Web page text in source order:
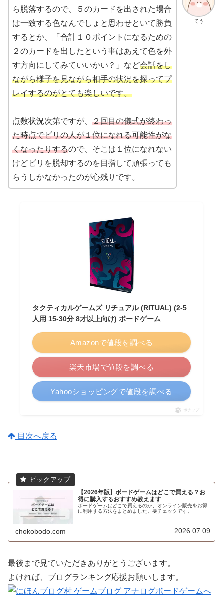
てう
ら脱落するので、５のカードを出された場合
は一致する色なんでしょと思わせといて勝負
するとか、「合計１０ポイントになるための
２のカードを出したという事はあえて色を外
す方向にしてみていいかい？」など会話をし
ながら様子を見ながら相手の状況を探ってプ
レイするのがとても楽しいです。
点数状況次第ですが、 ２回目の儀式が終わっ
た時点でビリの人が１位になれる可能性がな
くなったりするので、そこは１位になれない
けどビリを脱却するのを目指して頑張っても
らうしかなかったのが心残りです。
タクティカルゲームズ リチュアル (RITUAL) (2-5
人用 15-30分 8才以上向け) ボードゲーム
Amazonで値段を調べる
楽天市場で値段を調べる
Yahooショッピングで値段を調べる
ポチップ
目次へ戻る
【2026年版】ボードゲームはどこで買える？お
得に購入するおすすめ教えます
ボードゲームはどこで買えるのか、オンライン販売をお得
に利用する方法をまとめました。要チェックです。
chokobodo.com 2026.07.09
最後まで見ていただきありがとうございます。
よければ、ブログランキング応援お願いします。